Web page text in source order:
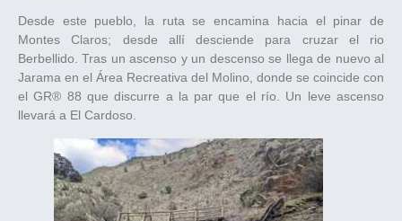
Desde este pueblo, la ruta se encamina hacia el pinar de
Montes Claros; desde allí desciende para cruzar el rio
Berbellido. Tras un ascenso y un descenso se llega de nuevo al
Jarama en el Área Recreativa del Molino, donde se coincide con
el GR® 88 que discurre a la par que el río. Un leve ascenso
llevará a El Cardoso.